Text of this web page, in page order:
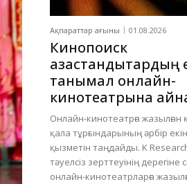
Ақпараттар ағыны 01.08.2026
Кинопоиск
қазақстандықтардың
танымал онлайн-
кинотеатрына
Онлайн-кинотеатрға жазылған
қала тұрғындарының әрбір
қызметін таңдайды. K
тәуелсіз зерттеуінің дерегіне
онлайн-кинотеатрларға